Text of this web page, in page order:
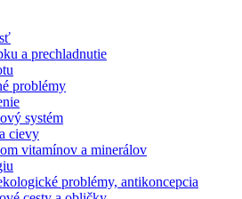
a prechladnutie
problémy
systém
cievy
vitamínov a minerálov
problémy, antikoncepcia